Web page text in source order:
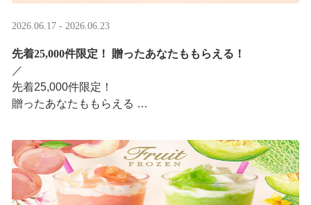
2026.06.17 - 2026.06.23
先着25,000件限定！​ 贈ったあなたももらえる！
／ ​
先着25,000件限定！​
贈ったあなたももらえる ​
LINEギフト限定！タリーズデジタルギフト2,000円分を贈
ると、自分も500円分のデジタルギフトがもらえるキャン
ペーンがスタ ···